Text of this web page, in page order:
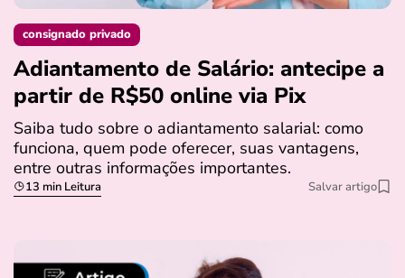
consignado privado
Adiantamento de Salário: antecipe a
partir de R$50 online via Pix
Saiba tudo sobre o adiantamento salarial: como
funciona, quem pode oferecer, suas vantagens,
entre outras informações importantes.
13 min Leitura Salvar artigo